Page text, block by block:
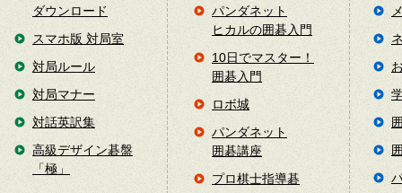
ダウンロード
スマホ版 対局室
対局ルール
対局マナー
対話英訳集
高級デザイン碁盤
「極」
パンダネット
ヒカルの囲碁入門
10日でマスター！
囲碁入門
ロボ城
パンダネット
囲碁講座
プロ棋士指導碁